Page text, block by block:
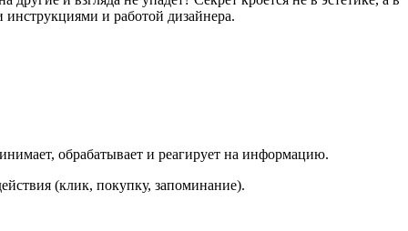
и работой дизайнера.
обрабатывает и реагирует на информацию.
(клик, покупку, запоминание).